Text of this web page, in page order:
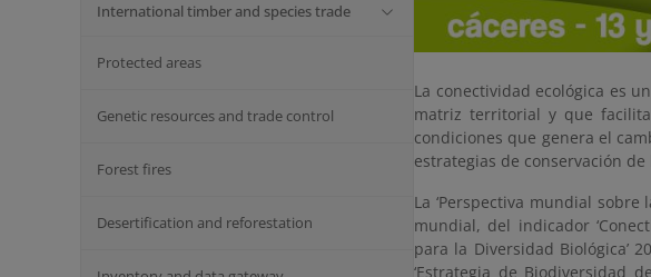
International timber and species trade
Protected areas
Genetic resources and trade control
Forest fires
Desertification and reforestation
La conectividad ecológica es
matriz territorial y que
condiciones que genera el
estrategias de conservación
La ‘Perspectiva mundial
mundial, del indicador
para la Diversidad Biológica’
‘Estrategia de Biodiversidad